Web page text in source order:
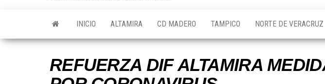
INICIO ALTAMIRA CD MADERO TAMPICO NORTE DE VERACRUZ
REFUERZA DIF ALTAMIRA